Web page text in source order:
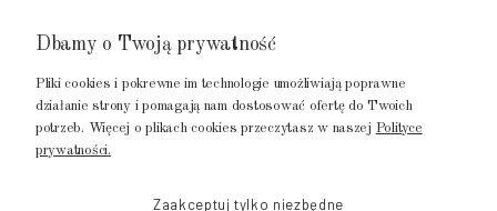
GALERIA METROPOLIA
ul. Jana Kilińskiego 4
80-452 Gdańsk
Dbamy o Twoją prywatność
Pliki cookies i pokrewne im technologie umożliwiają poprawne
działanie strony i pomagają nam dostosować ofertę do Twoich
potrzeb. Więcej o plikach cookies przeczytasz w naszej Polityce
prywatności.
Zaakceptuj tylko niezbędne